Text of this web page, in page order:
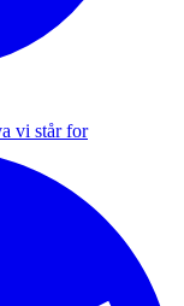
vi står for